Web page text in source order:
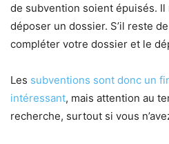
de subvention soient épuisés.
déposer un dossier. S’il reste
compléter votre dossier et le
Les subventions sont donc un
intéressant, mais attention au
recherche, surtout si vous